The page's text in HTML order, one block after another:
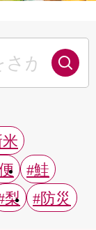
#鮭
梨 #防災